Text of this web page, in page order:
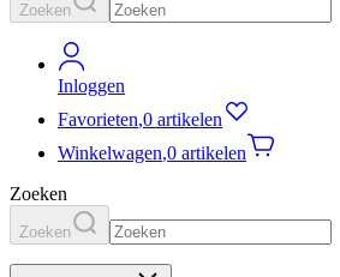
Zoeken
Inloggen
Favorieten,0 artikelen
Winkelwagen,0 artikelen
Zoeken
Zoeken